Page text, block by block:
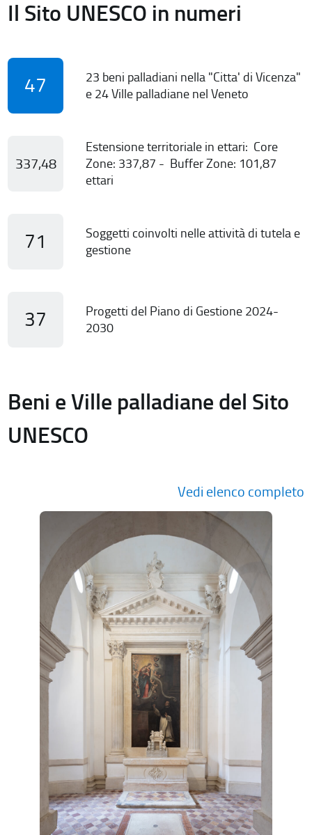
Il Sito UNESCO in numeri
47
23 beni palladiani nella "Citta' di Vicenza"
e 24 Ville palladiane nel Veneto
337,48
Estensione territoriale in ettari: Core
Zone: 337,87 - Buffer Zone: 101,87
ettari
71
Soggetti coinvolti nelle attività di tutela e
gestione
37
Progetti del Piano di Gestione 2024-
2030
Beni e Ville palladiane del Sito
UNESCO
Vedi elenco completo